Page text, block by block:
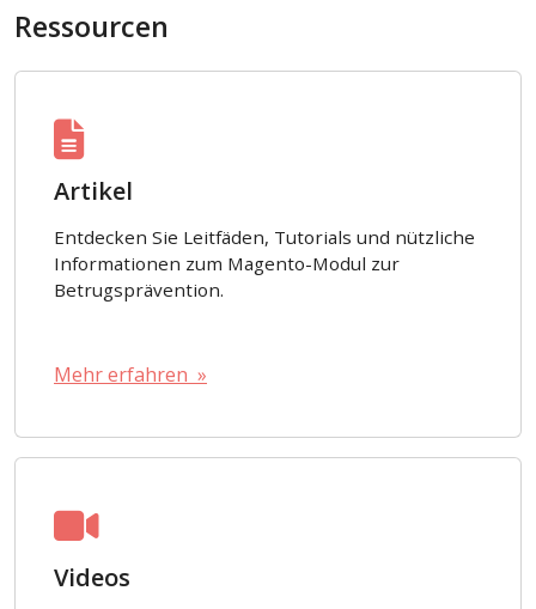
Ressourcen
Artikel
Entdecken Sie Leitfäden, Tutorials und nützliche
Informationen zum Magento-Modul zur
Betrugsprävention.
Mehr erfahren »
Videos